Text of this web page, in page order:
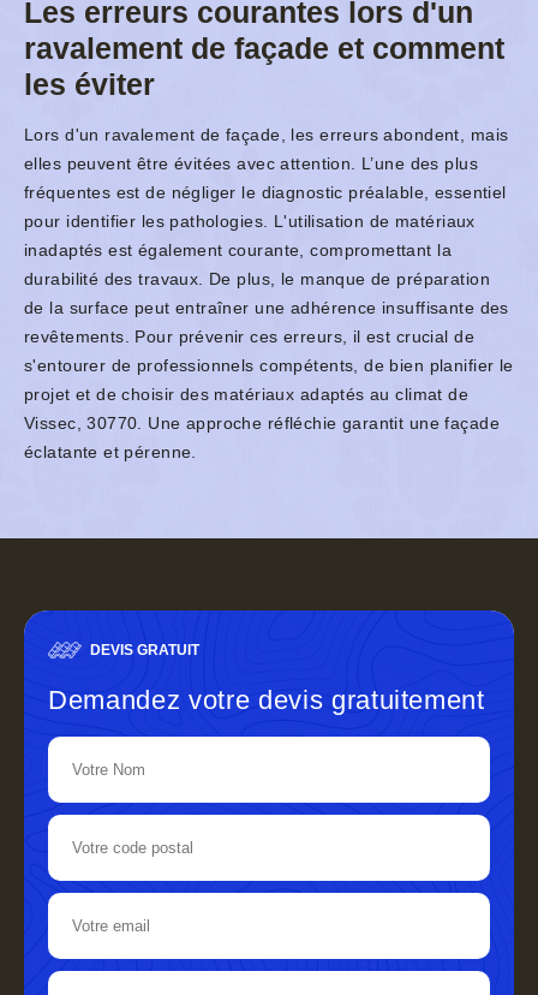
Les erreurs courantes lors d'un
ravalement de façade et comment
les éviter
Lors d'un ravalement de façade, les erreurs abondent, mais
elles peuvent être évitées avec attention. L’une des plus
fréquentes est de négliger le diagnostic préalable, essentiel
pour identifier les pathologies. L'utilisation de matériaux
inadaptés est également courante, compromettant la
durabilité des travaux. De plus, le manque de préparation
de la surface peut entraîner une adhérence insuffisante des
revêtements. Pour prévenir ces erreurs, il est crucial de
s'entourer de professionnels compétents, de bien planifier le
projet et de choisir des matériaux adaptés au climat de
Vissec, 30770. Une approche réfléchie garantit une façade
éclatante et pérenne.
DEVIS GRATUIT
Demandez votre devis gratuitement